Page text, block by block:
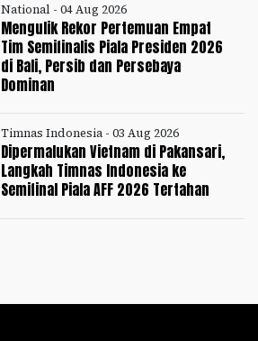
National - 04 Aug 2026
Mengulik Rekor Pertemuan Empat
Tim Semifinalis Piala Presiden 2026
di Bali, Persib dan Persebaya
Dominan
Timnas Indonesia - 03 Aug 2026
Dipermalukan Vietnam di Pakansari,
Langkah Timnas Indonesia ke
Semifinal Piala AFF 2026 Tertahan